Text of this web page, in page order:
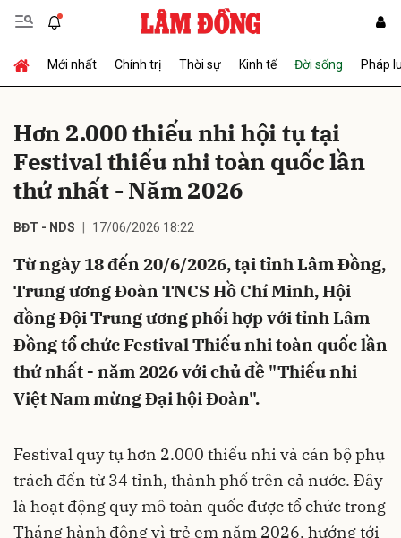
Mới nhất Chính trị Thời sự Kinh tế Đời sống Pháp
Hơn 2.000 thiếu nhi hội tụ tại
Festival thiếu nhi toàn quốc lần
thứ nhất - Năm 2026
BĐT - NDS 17/06/2026 18:22
Từ ngày 18 đến 20/6/2026, tại tỉnh Lâm Đồng,
Trung ương Đoàn TNCS Hồ Chí Minh, Hội
đồng Đội Trung ương phối hợp với tỉnh Lâm
Đồng tổ chức Festival Thiếu nhi toàn quốc lần
thứ nhất - năm 2026 với chủ đề "Thiếu nhi
Việt Nam mừng Đại hội Đoàn".
Festival quy tụ hơn 2.000 thiếu nhi và cán bộ phụ
trách đến từ 34 tỉnh, thành phố trên cả nước. Đây
là hoạt động quy mô toàn quốc được tổ chức trong
Tháng hành động vì trẻ em năm 2026, hướng tới
Gửi bình luận
Hủy Gửi